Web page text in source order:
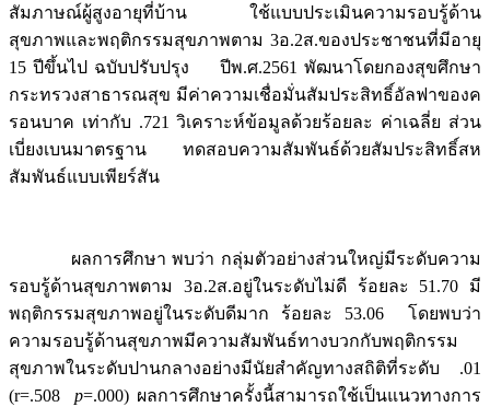
สัมภาษณ์ผู้สูงอายุที่บ้าน ใช้แบบประเมินความรอบรู้ด้าน
สุขภาพและพฤติกรรมสุขภาพตาม 3อ.2ส.ของประชาชนที่มีอายุ
15 ปีขึ้นไป ฉบับปรับปรุง ปีพ.ศ.2561 พัฒนาโดยกองสุขศึกษา
กระทรวงสาธารณสุข มีค่าความเชื่อมั่นสัมประสิทธิ์อัลฟาของค
รอนบาค เท่ากับ .721 วิเคราะห์ข้อมูลด้วยร้อยละ ค่าเฉลี่ย ส่วน
เบี่ยงเบนมาตรฐาน ทดสอบความสัมพันธ์ด้วยสัมประสิทธิ์สห
สัมพันธ์แบบเพียร์สัน
ผลการศึกษา พบว่า กลุ่มตัวอย่างส่วนใหญ่มีระดับความ
รอบรู้ด้านสุขภาพตาม 3อ.2ส.อยู่ในระดับไม่ดี ร้อยละ 51.70 มี
พฤติกรรมสุขภาพอยู่ในระดับดีมาก ร้อยละ 53.06 โดยพบว่า
ความรอบรู้ด้านสุขภาพมีความสัมพันธ์ทางบวกกับพฤติกรรม
สุขภาพในระดับปานกลางอย่างมีนัยสำคัญทางสถิติที่ระดับ .01
(r=.508p=.000) ผลการศึกษาครั้งนี้สามารถใช้เป็นแนวทางการ